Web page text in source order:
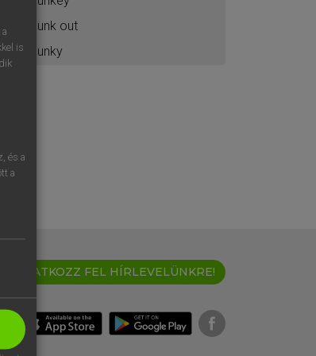
flunk out
flunky
IRATKOZZ FEL HÍRLEVELÜNKRE!
is
és a
a